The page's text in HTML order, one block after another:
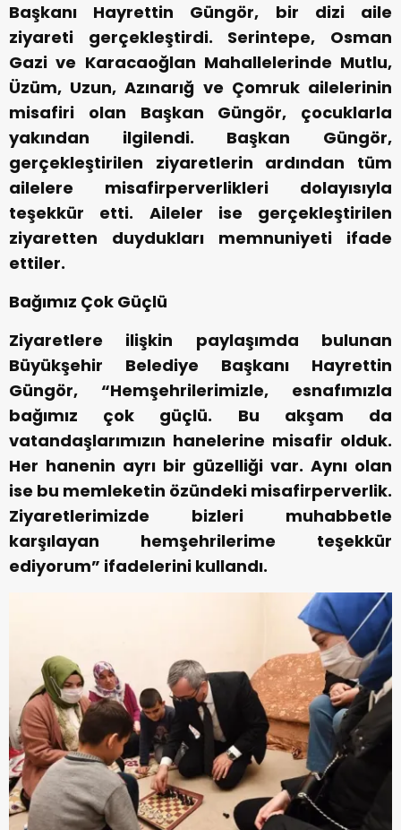
Başkanı Hayrettin Güngör, bir dizi aile
ziyareti gerçekleştirdi. Serintepe, Osman
Gazi ve Karacaoğlan Mahallelerinde Mutlu,
Üzüm, Uzun, Azınarığ ve Çomruk ailelerinin
misafiri olan Başkan Güngör, çocuklarla
yakından ilgilendi. Başkan Güngör,
gerçekleştirilen ziyaretlerin ardından tüm
ailelere misafirperverlikleri dolayısıyla
teşekkür etti. Aileler ise gerçekleştirilen
ziyaretten duydukları memnuniyeti ifade
ettiler.
Bağımız Çok Güçlü
Ziyaretlere ilişkin paylaşımda bulunan
Büyükşehir Belediye Başkanı Hayrettin
Güngör, “Hemşehrilerimizle, esnafımızla
bağımız çok güçlü. Bu akşam da
vatandaşlarımızın hanelerine misafir olduk.
Her hanenin ayrı bir güzelliği var. Aynı olan
ise bu memleketin özündeki misafirperverlik.
Ziyaretlerimizde bizleri muhabbetle
karşılayan hemşehrilerime teşekkür
ediyorum” ifadelerini kullandı.